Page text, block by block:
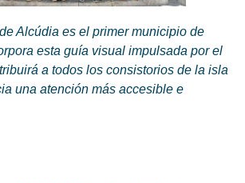
Alcúdia es el primer municipio de
esta guía visual impulsada por el
a todos los consistorios de la isla
una atención más accesible e